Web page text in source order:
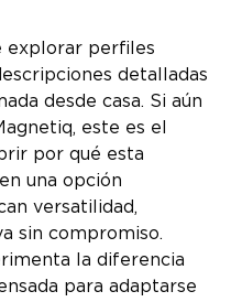
explorar perfiles
detalladas
desde casa. Si aún
este es el
por qué esta
una opción
versatilidad,
sin compromiso.
la diferencia
para adaptarse